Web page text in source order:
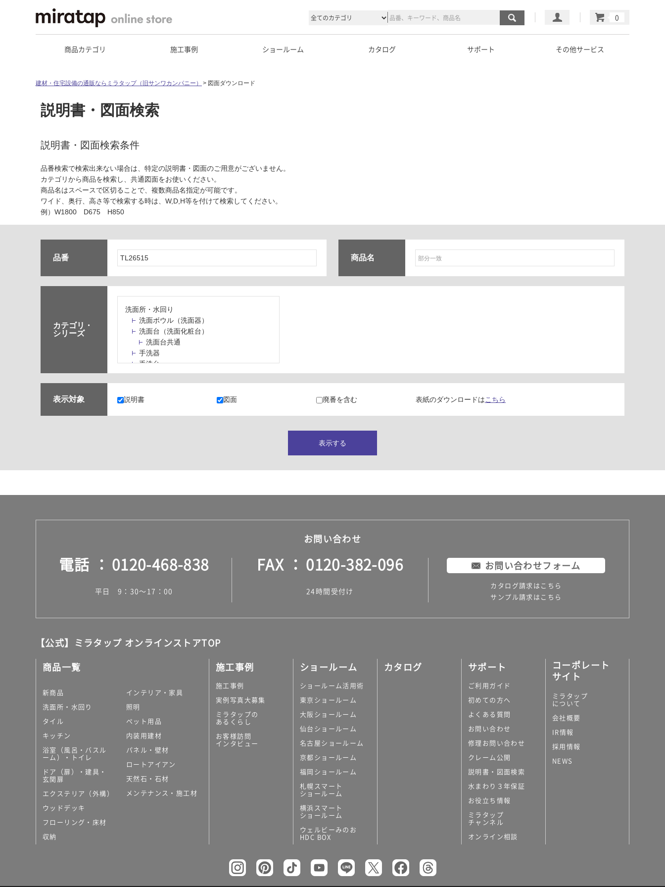
マイページ
カート
商品カテゴリ 施工事例 ショールーム カタログ サポート その他サービス
建材・住宅設備の通販ならミラタップ（旧サンワカンパニー） 図面ダウンロード
説明書・図面検索
説明書・図面検索条件
品番検索で検索出来ない場合は、特定の説明書・図面のご用意がございません。
カテゴリから商品を検索し、共通図面をお使いください。
商品名はスペースで区切ることで、複数商品名指定が可能です。
ワイド、奥行、高さ等で検索する時は、W,D,H等を付けて検索してください。
例）W1800 D675 H850
品番 商品名
カテゴリ・
シリーズ
洗面所・水回り
洗面ボウル（洗面器）
洗面台（洗面化粧台）
洗面台共通
手洗器
手洗台
水栓パン・スロップシンク
水栓金具・水栓（蛇口）・カラン
止水栓・排水金物
ミラー（鏡）
ランドリールーム
タイル
外壁タイル
洗面台タイル
屋内床タイル
テラコッタ調タイル
キッチン
コンパクトキッチン
コンパクトキッチンその他
カップボード（食器棚・キッチンボード）
コンビネーションキッチン（セクショナル
キッチン）
キッチン機器
表示対象 説明書 図面 廃番を含む 表紙のダウンロードはこちら
表示する
お問い合わせ
電話 0120-468-838
平日 9：30～17：00
FAX 0120-382-096
24時間受付け
お問い合わせフォーム
カタログ請求はこちら
サンプル請求はこちら
【公式】ミラタップ オンラインストアTOP
商品一覧
新商品
洗面所・水回り
タイル
キッチン
浴室（風呂・バスル
ーム）・トイレ
ドア（扉）・建具・
玄関扉
エクステリア（外構）
ウッドデッキ
フローリング・床材
収納
インテリア・家具
照明
ペット用品
内装用建材
パネル・壁材
ロートアイアン
天然石・石材
メンテナンス・施工材
施工事例
施工事例
実例写真大募集
ミラタップの
あるくらし
お客様訪問
インタビュー
ショールーム
ショールーム活用術
東京ショールーム
大阪ショールーム
仙台ショールーム
名古屋ショールーム
京都ショールーム
福岡ショールーム
札幌スマート
ショールーム
横浜スマート
ショールーム
ウェルビーみのお
HDC BOX
カタログ サポート
ご利用ガイド
初めての方へ
よくある質問
お問い合わせ
修理お問い合わせ
クレーム公開
説明書・図面検索
水まわり３年保証
お役立ち情報
ミラタップ
チャンネル
オンライン相談
コーポレート
サイト
ミラタップ
について
会社概要
IR情報
採用情報
NEWS